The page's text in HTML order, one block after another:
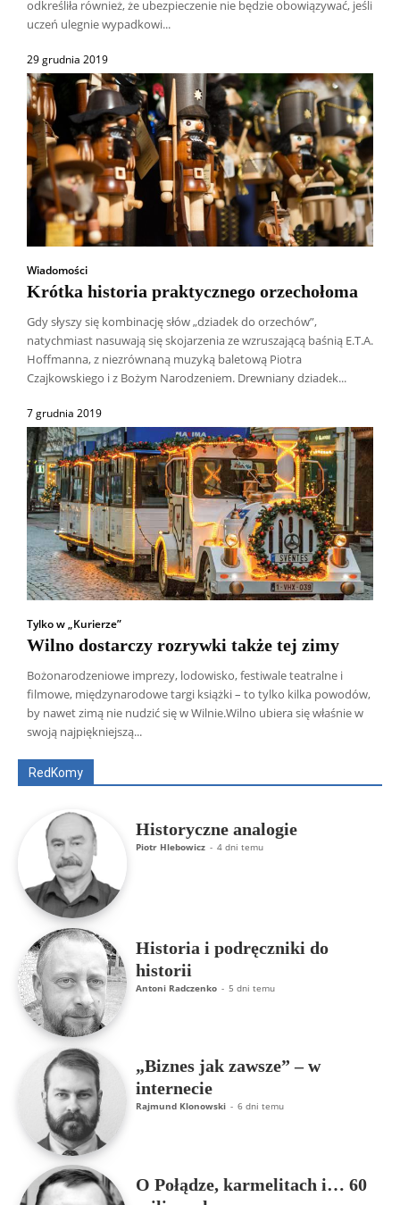
odkreśliła również, że ubezpieczenie nie będzie obowiązywać, jeśli
uczeń ulegnie wypadkowi...
29 grudnia 2019
Wiadomości
Krótka historia praktycznego orzechołoma
Gdy słyszy się kombinację słów „dziadek do orzechów”,
natychmiast nasuwają się skojarzenia ze wzruszającą baśnią E.T.A.
Hoffmanna, z niezrównaną muzyką baletową Piotra
Czajkowskiego i z Bożym Narodzeniem. Drewniany dziadek...
7 grudnia 2019
Tylko w „Kurierze”
Wilno dostarczy rozrywki także tej zimy
Bożonarodzeniowe imprezy, lodowisko, festiwale teatralne i
filmowe, międzynarodowe targi książki – to tylko kilka powodów,
by nawet zimą nie nudzić się w Wilnie.Wilno ubiera się właśnie w
swoją najpiękniejszą...
RedKomy
Wszyscy Aleksander Borowik
Antoni Radczenko
Artur Płokszto
Grzegorz Górny
ks. Jarosław Wąsowicz SDB
Historyczne analogie
Piotr Hlebowicz - 4 dni temu
Historia i podręczniki do
historii
Antoni Radczenko - 5 dni temu
„Biznes jak zawsze” – w
internecie
Rajmund Klonowski - 6 dni temu
O Połądze, karmelitach i… 60